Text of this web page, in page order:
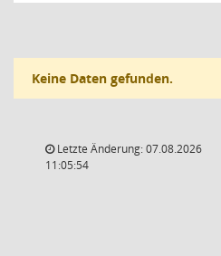
Keine Daten gefunden.
Letzte Änderung: 07.08.2026
11:05:54